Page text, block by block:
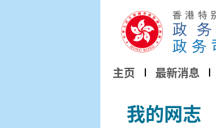
主页 最新消息
我的网志